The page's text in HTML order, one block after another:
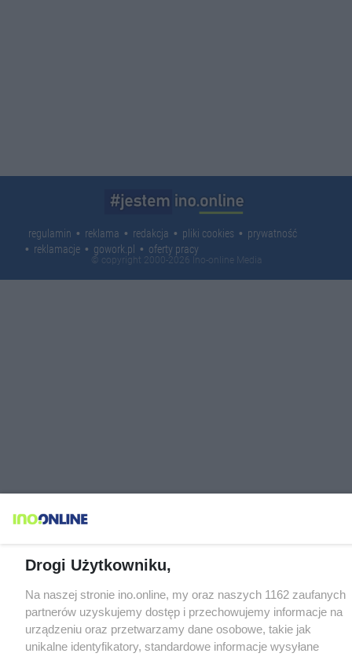
regulamin reklama redakcja pliki cookies
prywatność
reklamacje
gowork.pl oferty pracy
© copyright 2000-2026 Ino-online Media
Drogi Użytkowniku,
Na naszej stronie ino.online, my oraz naszych 1162 zaufanych
partnerów uzyskujemy dostęp i przechowujemy informacje na
urządzeniu oraz przetwarzamy dane osobowe, takie jak
unikalne identyfikatory, standardowe informacje wysyłane